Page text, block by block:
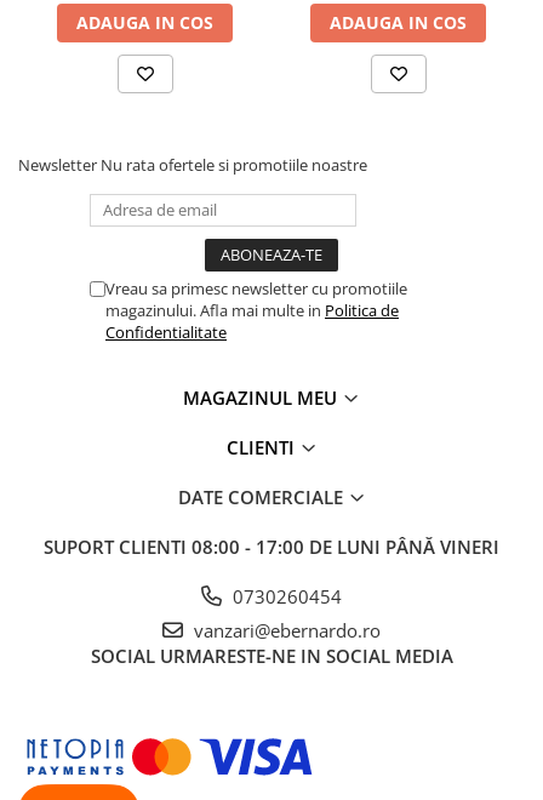
Prisma
Set unelte de masurare
Instrumente de frezat
Instrumente de găurit
Accesorii utilaje
Accesorii masini de gaurit si frezat
Accesorii pentru masini de ascutit
Accesorii pentru masini de gaurit
Accesorii pentru masini de taiat
Accesorii pentru mașini de găurit
Accesorii polizor umed și uscat
de gravat
Accesorii pentru mașini de șlefuit
ADAUGA IN COS ADAUGA IN COS
Newsletter Nu rata ofertele si promotiile noastre
Vreau sa primesc newsletter cu promotiile
magazinului. Afla mai multe in Politica de
Confidentialitate
MAGAZINUL MEU
CLIENTI
DATE COMERCIALE
SUPORT CLIENTI 08:00 - 17:00 DE LUNI PÂNĂ VINERI
0730260454
vanzari@ebernardo.ro
SOCIAL URMARESTE-NE IN SOCIAL MEDIA